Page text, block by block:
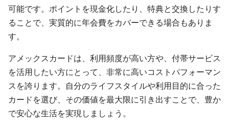
可能です。ポイントを現金化したり、特典と交換したりす
ることで、実質的に年会費をカバーできる場合もありま
す。
アメックスカードは、利用頻度が高い方や、付帯サービス
を活用したい方にとって、非常に高いコストパフォーマン
スを誇ります。自分のライフスタイルや利用目的に合った
カードを選び、その価値を最大限に引き出すことで、豊か
で安心な生活を実現しましょう。